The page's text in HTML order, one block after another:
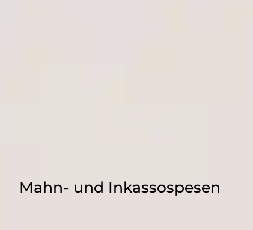
Mahn- und Inkassospesen